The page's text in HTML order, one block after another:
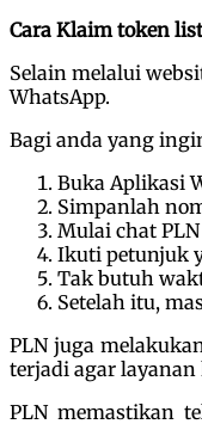
Cara Klaim token
Selain melalui
WhatsApp.
Bagi anda yang
Buka Aplikasi
Simpanlah
Mulai chat
Ikuti petunjuk
Tak butuh
Setelah itu,
PLN juga
terjadi agar
PLN memastikan